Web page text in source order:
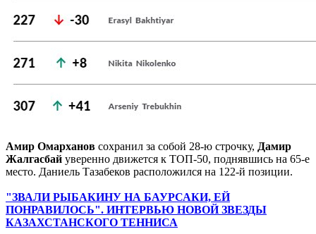
Амир Омарханов сохранил за собой 28-ю строчку, Дамир
Жалгасбай уверенно движется к ТОП-50, поднявшись на 65-е
место. Даниель Тазабеков расположился на 122-й позиции.
"ЗВАЛИ РЫБАКИНУ НА БАУРСАКИ, ЕЙ
ПОНРАВИЛОСЬ". ИНТЕРВЬЮ НОВОЙ ЗВЕЗДЫ
КАЗАХСТАНСКОГО ТЕННИСА